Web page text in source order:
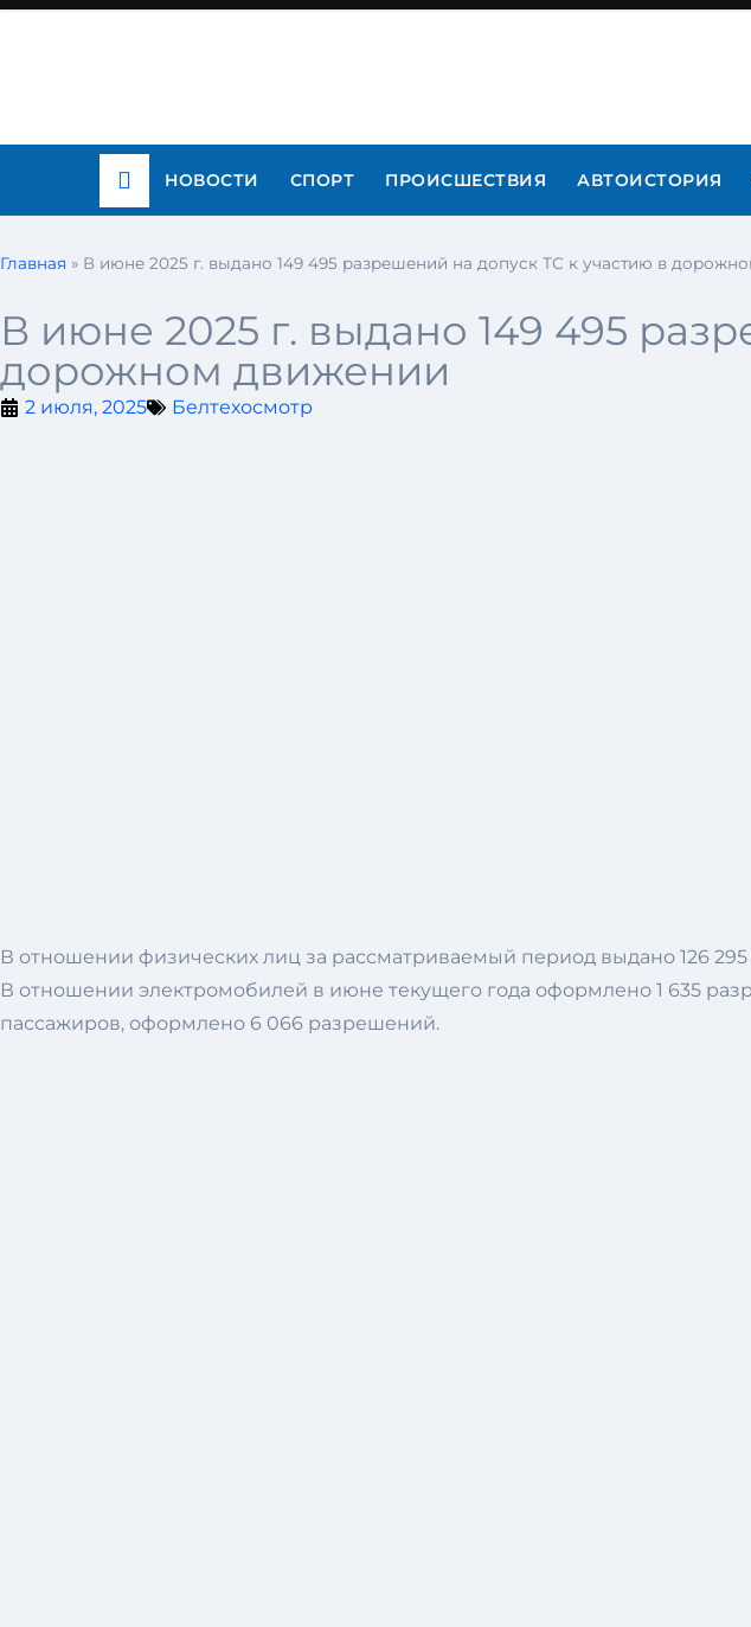
НОВОСТИ СПОРТ ПРОИСШЕСТВИЯ АВТОИСТОРИЯ
Главная » В июне 2025 г. выдано 149 495 разрешений на допуск ТС к участию в
В июне 2025 г. выдано 149 495
дорожном движении
2 июля, 2025 Белтехосмотр
В отношении физических лиц за рассматриваемый период выдано 126
В отношении электромобилей в июне текущего года оформлено 1 635
пассажиров, оформлено 6 066 разрешений.